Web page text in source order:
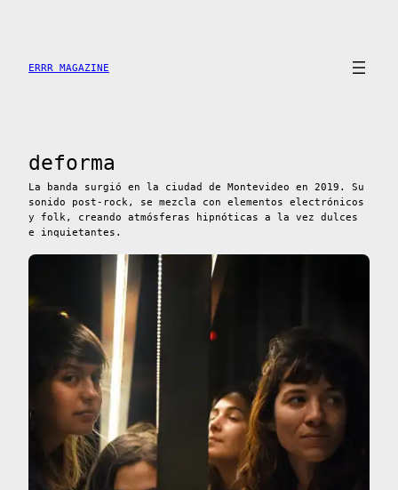
contenido
ERRR MAGAZINE
deforma
La banda surgió en la ciudad de Montevideo en 2019. Su
sonido post-rock, se mezcla con elementos electrónicos
y folk, creando atmósferas hipnóticas a la vez dulces
e inquietantes.